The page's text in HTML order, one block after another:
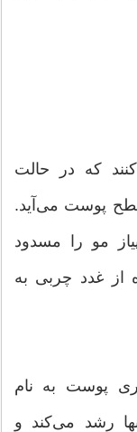
که در حالت
سطح پوست مى‌آید.
مو را مسدود
از غدد چربى به
پوست به نام
رشد مى‌کند و